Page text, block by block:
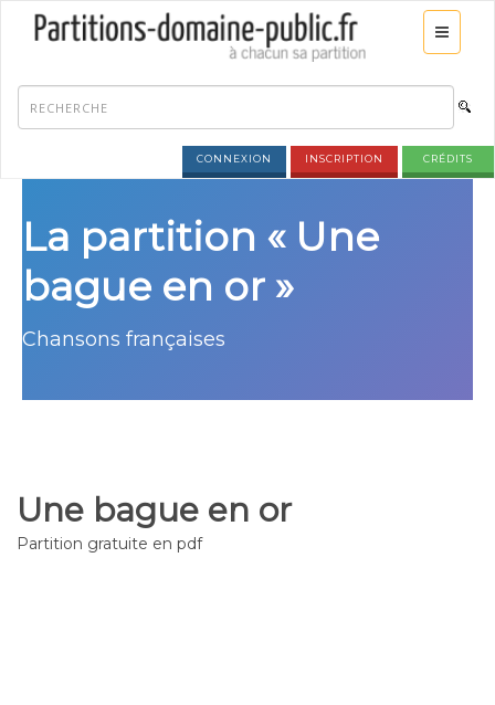
CONNEXION INSCRIPTION CRÉDITS
La partition « Une
bague en or »
Chansons françaises
Une bague en or
Partition gratuite en pdf